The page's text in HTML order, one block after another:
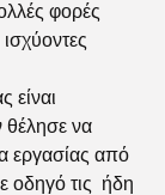
φορές
είναι
θέλησε να
εργασίας από
οδηγό τις  ήδη